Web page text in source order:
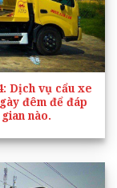
: Dịch vụ cẩu xe
đêm để đáp
nào.